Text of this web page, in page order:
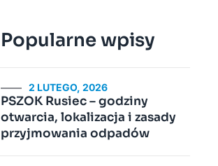
Popularne wpisy
2 LUTEGO, 2026
PSZOK Rusiec – godziny
otwarcia, lokalizacja i zasady
przyjmowania odpadów